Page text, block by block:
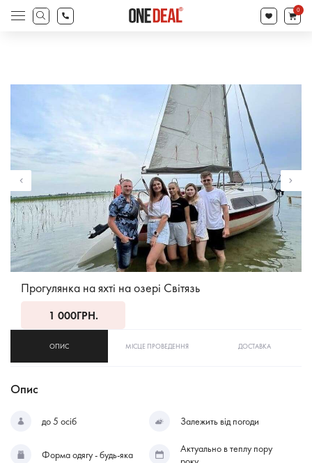
search
Products
search
0
Прогулянка на яхті на озері Світязь
1 000ГРН.
ОПИС МІСЦЕ ПРОВЕДЕННЯ ДОСТАВКА
Опис
до 5 осіб Залежить від погоди
Форма одягу - будь-яка
Актуально в теплу пору